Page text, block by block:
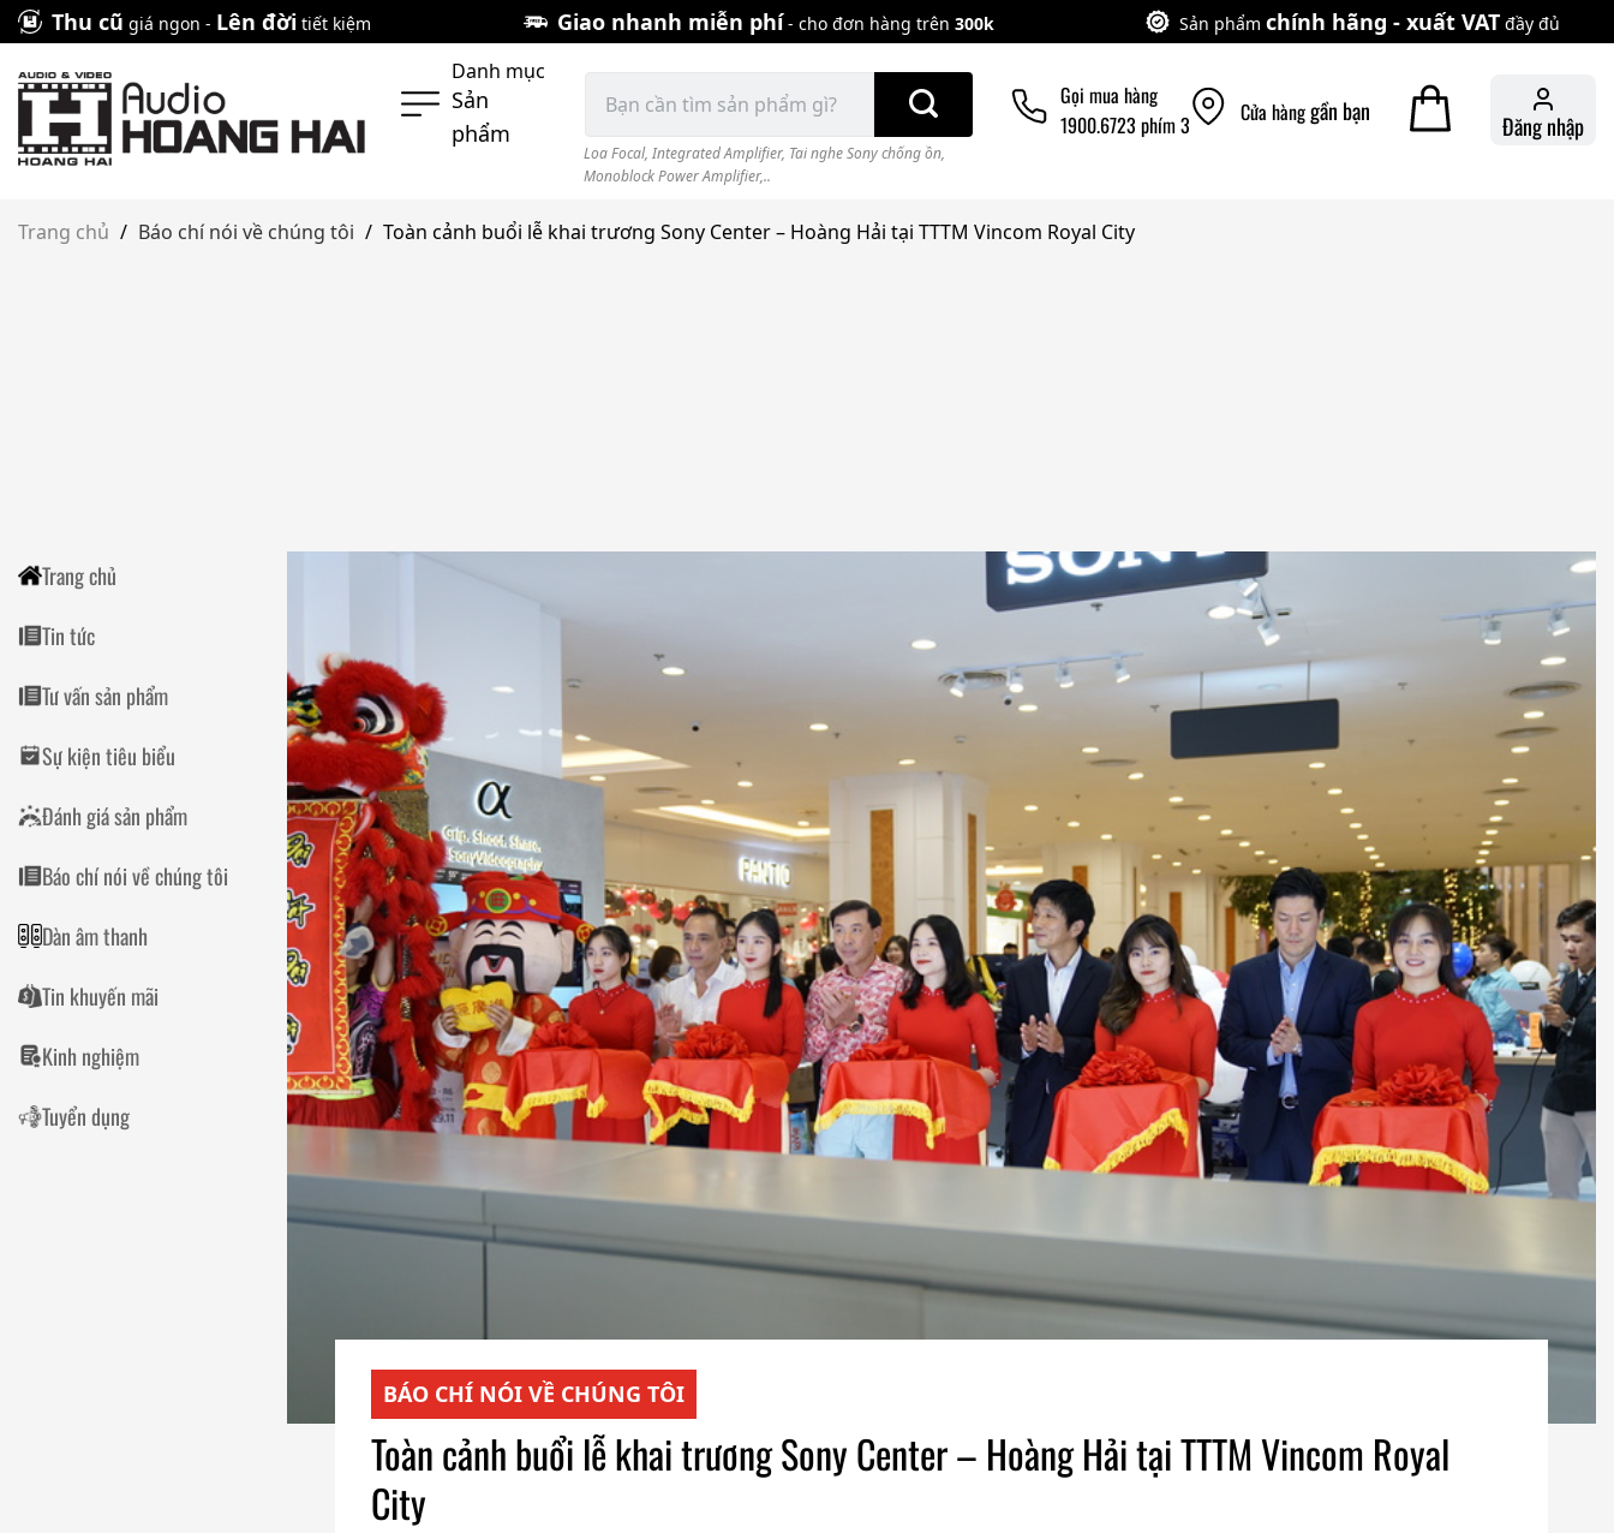
Skip
to
content
Thu cũ giá ngon - Lên đời tiết kiệm Giao nhanh miễn phí- cho đơn hàng trên 300k Sản phẩm chính hãng - xuất VAT đầy đủ
Danh mục
Sản
phẩm
kiếm:
Loa Focal, Integrated Amplifier, Tai nghe Sony chống ồn,
Monoblock Power Amplifier,..
Gọi mua hàng
1900.6723 phím 3
Cửa hànggần bạn Đăng nhập
Trang chủ / Báo chí nói về chúng tôi / Toàn cảnh buổi lễ khai trương Sony Center – Hoàng Hải tại TTTM Vincom Royal City
Trang chủ
Tin tức
Tư vấn sản phẩm
Sự kiện tiêu biểu
Đánh giá sản phẩm
Báo chí nói về chúng tôi
Dàn âm thanh
Tin khuyến mãi
Kinh nghiệm
Tuyển dụng
BÁO CHÍ NÓI VỀ CHÚNG TÔI
Toàn cảnh buổi lễ khai trương Sony Center – Hoàng Hải tại TTTM Vincom Royal
City